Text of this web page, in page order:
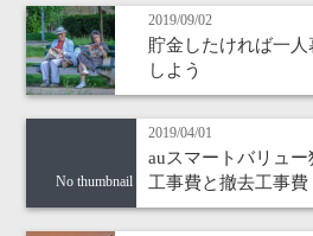
2019/09/02
貯金したければ一
しよう
No thumbnail
2019/04/01
auスマートバリュー
工事費と撤去工事費